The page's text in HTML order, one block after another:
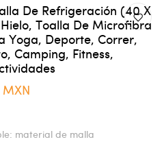
De Refrigeración (40 X
Toalla De Microfibra
Yoga, Deporte, Correr,
Camping, Fitness,
material de malla